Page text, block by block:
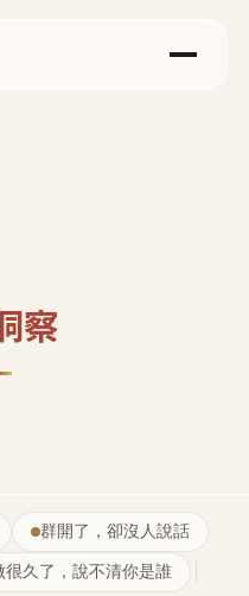
察
群開了，卻沒人說話
很久了，說不清你是誰